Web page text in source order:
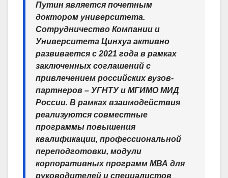
Путин является почетным
доктором университета.
Сотрудничество Компании и
Университета Цинхуа активно
развивается с 2021 года в рамках
заключенных соглашений с
привлечением российских вузов-
партнеров – УГНТУ и МГИМО МИД
России. В рамках взаимодействия
реализуются совместные
программы повышения
квалификации, профессиональной
переподготовки, модули
корпоративных программ МВА для
руководителей и специалистов